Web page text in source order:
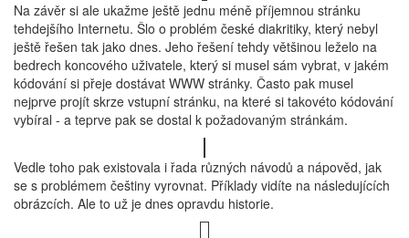
Na závěr si ale ukažme ještě jednu méně příjemnou stránku
tehdejšího Internetu. Šlo o problém české diakritiky, který nebyl
ještě řešen tak jako dnes. Jeho řešení tehdy většinou leželo na
bedrech koncového uživatele, který si musel sám vybrat, v jakém
kódování si přeje dostávat WWW stránky. Často pak musel
nejprve projít skrze vstupní stránku, na které si takovéto kódování
vybíral - a teprve pak se dostal k požadovaným stránkám.
Vedle toho pak existovala i řada různých návodů a nápověd, jak
se s problémem češtiny vyrovnat. Příklady vidíte na následujících
obrázcích. Ale to už je dnes opravdu historie.